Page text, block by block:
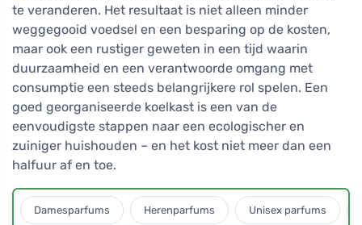
te veranderen. Het resultaat is niet alleen minder
weggegooid voedsel en een besparing op de kosten,
maar ook een rustiger geweten in een tijd waarin
duurzaamheid en een verantwoorde omgang met
consumptie een steeds belangrijkere rol spelen. Een
goed georganiseerde koelkast is een van de
eenvoudigste stappen naar een ecologischer en
zuiniger huishouden – en het kost niet meer dan een
halfuur af en toe.
Damesparfums Herenparfums Unisex parfums